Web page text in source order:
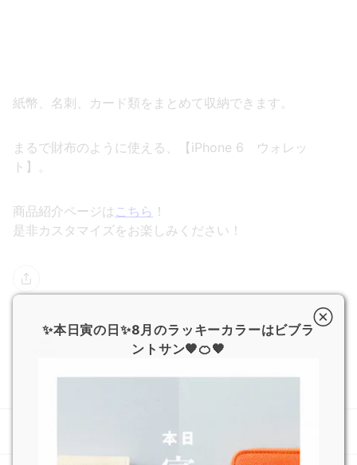
紙幣、名刺、カード類をまとめて収納できます。
まるで財布のように使える、【iPhone 6 ウォレッ
ト】。
商品紹介ページは こちら ！
是非カスタマイズをお楽しみください！
JOGGO 広報
✨本日寅の日✨8月のラッキーカラーはビブラ
ントサン🧡🍊🧡